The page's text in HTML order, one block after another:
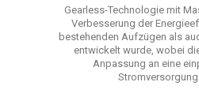
Gearless-Technologie mit
Verbesserung der
bestehenden Aufzügen als
entwickelt wurde, wobei
Anpassung an eine